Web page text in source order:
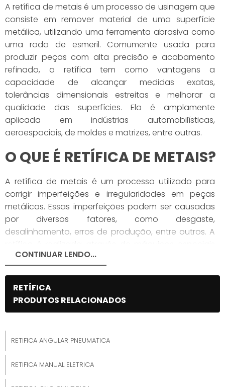
A retífica de metais é um processo de usinagem que
consiste em remover material de uma superfície
metálica, utilizando uma ferramenta abrasiva como
uma roda de esmeril. Comumente usada para
produzir peças com alta precisão e acabamento
refinado, a retífica tem como vantagens a
capacidade de alcançar medidas exatas,
tolerâncias dimensionais estreitas e melhorar a
qualidade das superfícies. Ela é amplamente
aplicada em indústrias automobilísticas,
aeroespaciais, de moldes e matrizes, entre outras.
O QUE É RETÍFICA DE METAIS?
A retífica de metais é um processo utilizado para
corrigir imperfeições e irregularidades em peças
metálicas. Essas imperfeições podem ser causadas
por diversos fatores, como desgaste,
desalinhamento, erros de produção, entre outros. A
chamadas retificadoras, que possuem ferramentas
de corte abrasivas, como rebolos ou esmeris.
A retificação de metais é um dos principais
procedimentos utilizados na indústria para garantir a
precisão e qualidade das peças. Ela pode ser
aplicada em diversos materiais, como aço, ferro
fundido, alumínio, bronze, entre outros.
Como a Retífica de Metais funciona?
CONTINUAR LENDO...
RETÍFICA
PRODUTOS RELACIONADOS
RETIFICA ANGULAR PNEUMATICA
RETIFICA MANUAL ELETRICA